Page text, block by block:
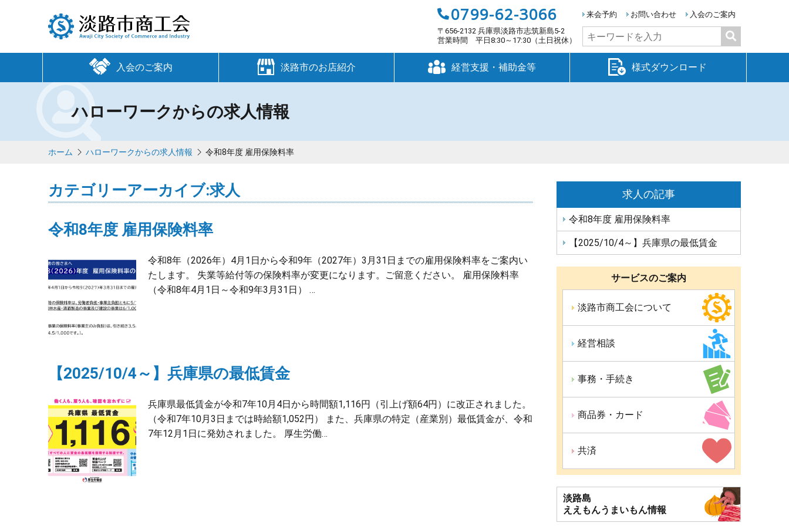
来会予約 お問い合わせ 入会のご案内
検
索:
0799-62-3066
〒656-2132 兵庫県淡路市志筑新島5-2
営業時間 平日8:30～17:30（土日祝休）
入会のご案内 淡路市のお店紹介 経営支援・補助金等 様式ダウンロード
ハローワークからの求人情報
ホーム ハローワークからの求人情報 令和8年度 雇用保険料率
カテゴリーアーカイブ:求人
令和8年度 雇用保険料率
令和8年（2026年）4月1日から令和9年（2027年）3月31日までの雇用保険料率をご案内い
たします。 失業等給付等の保険料率が変更になります。ご留意ください。 雇用保険料率
（令和8年4月1日～令和9年3月31日） …
【2025/10/4～】兵庫県の最低賃金
兵庫県最低賃金が令和7年10月4日から時間額1,116円（引上げ額64円）に改正されました。
（令和7年10月3日までは時給額1,052円） また、兵庫県の特定（産業別）最低賃金が、令和
7年12月1日に発効されました。 厚生労働…
求人の記事
令和8年度 雇用保険料率
【2025/10/4～】兵庫県の最低賃金
サービスのご案内
淡路市商工会について
経営相談
事務・手続き
商品券・カード
共済
淡路島
ええもんうまいもん情報